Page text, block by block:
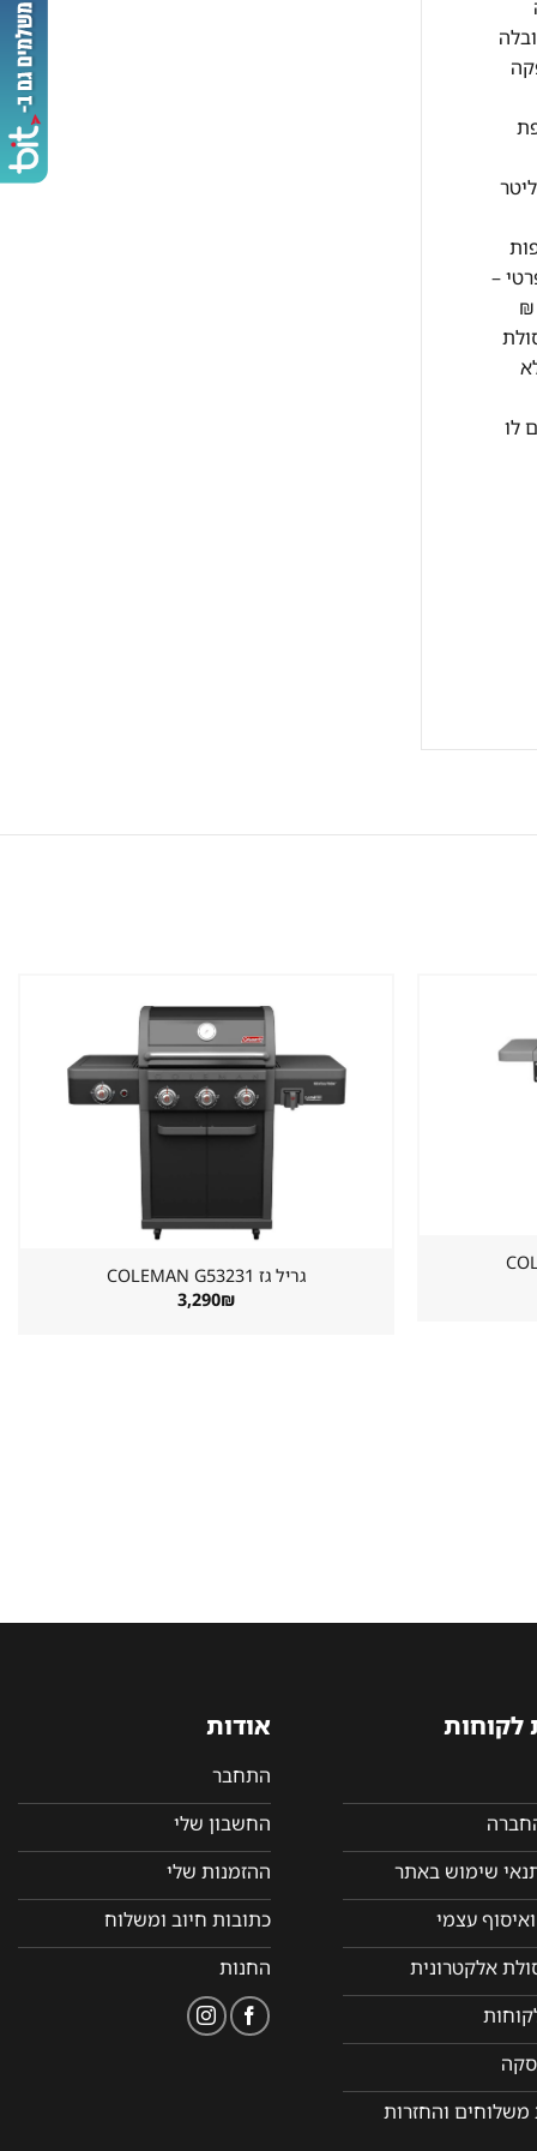
ש"ח וזמן האספקה
משנה כמה קומות – בהתאם לשיקול המוביל ותנאי המקום. היפוך דלתות במקררים – עד 300 ליטר
בית פרטי –
ג' למזגן עד 2 כ"ס 50 ₪ לקומה תוספת קומה מעל קומה ג' למזגן מעל 2 כ"ס 70 ₪
לקומה פינוי פסולת
בבניין ללא
לו
גריל גז ⁦COLEMAN G53231⁩
3,290₪
לקוחות
שימוש באתר
עצמי
אלקטרונית
משלוחים והחזרות
אודות
התחבר
החשבון שלי
ההזמנות שלי
כתובות חיוב ומשלוח
החנות